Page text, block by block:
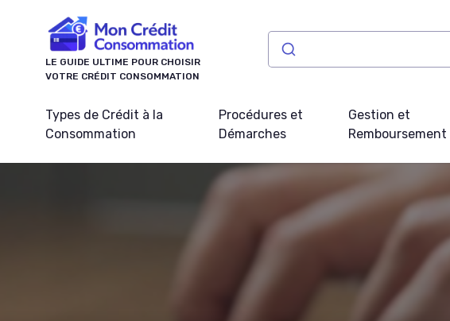
LE GUIDE ULTIME POUR CHOISIR
VOTRE CRÉDIT CONSOMMATION
Types de Crédit à la
Consommation
Procédures et
Démarches
Gestion et
Remboursement